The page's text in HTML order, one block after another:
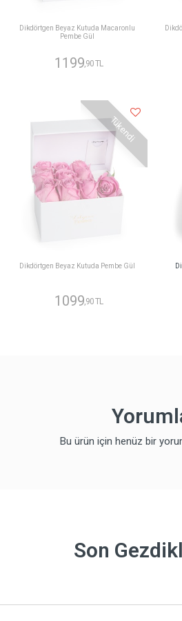
Dikdörtgen Beyaz Kutuda Macaronlu
Pembe Gül
1199 ,90 TL
Tükendi
Dikdörtgen Beyaz Kutuda Pembe Gül
1099,90 TL
Bu ürün için henüz bir
Son